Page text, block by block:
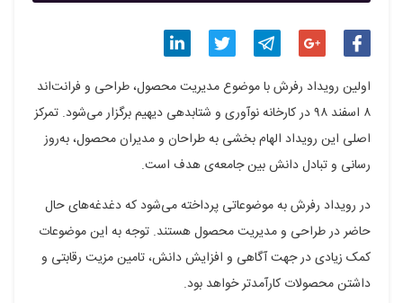
گذاری
در
فیسبوک
گذاری
در
گوگل
پلاس
گذاری
در
تلگرام
گذاری
در
توییتر
گذاری
در
لینکدین
اولین رویداد رفرش با موضوع مدیریت محصول، طراحی و فرانت‌اند
۸ اسفند ۹۸ در کارخانه نوآوری و شتابدهی دیهیم برگزار می‌شود. تمرکز
اصلی این رویداد الهام بخشی به طراحان و مدیران محصول، به‌روز
رسانی و تبادل دانش بین جامعه‌ی هدف است.
در رویداد رفرش به موضوعاتی پرداخته می‌شود که دغدغه‌های حال
حاضر در طراحی و مدیریت محصول هستند. توجه به این موضوعات
کمک زیادی در جهت آگاهی و افزایش دانش، تامین مزیت رقابتی و
داشتن محصولات کارآمدتر خواهد بود.